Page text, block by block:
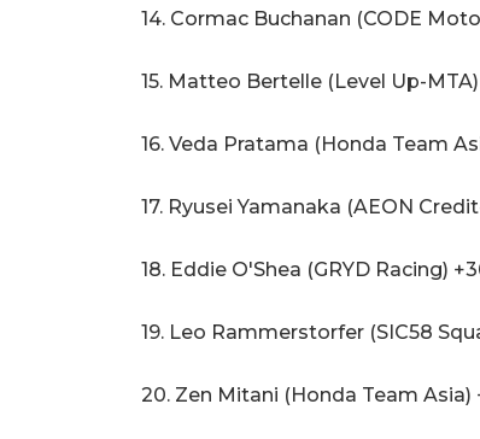
14. Cormac Buchanan (CODE
15. Matteo Bertelle (Level Up-
16. Veda Pratama (Honda Team
17. Ryusei Yamanaka (AEON
18. Eddie O'Shea (GRYD Racing)
19. Leo Rammerstorfer (SIC58
20. Zen Mitani (Honda Team Asia)